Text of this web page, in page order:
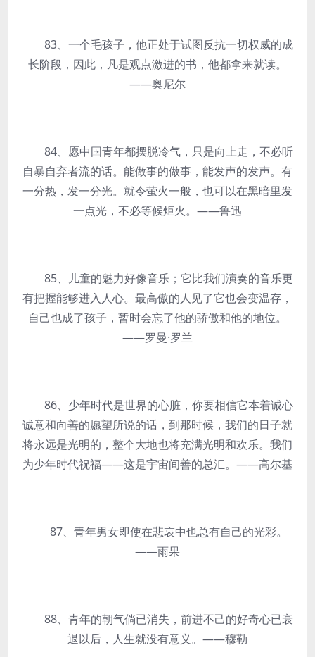
83、一个毛孩子，他正处于试图反抗一切权威的成
长阶段，因此，凡是观点激进的书，他都拿来就读。
——奥尼尔
84、愿中国青年都摆脱冷气，只是向上走，不必听
自暴自弃者流的话。能做事的做事，能发声的发声。有
一分热，发一分光。就令萤火一般，也可以在黑暗里发
一点光，不必等候炬火。——鲁迅
85、儿童的魅力好像音乐；它比我们演奏的音乐更
有把握能够进入人心。最高傲的人见了它也会变温存，
自己也成了孩子，暂时会忘了他的骄傲和他的地位。
——罗曼·罗兰
86、少年时代是世界的心脏，你要相信它本着诚心
诚意和向善的愿望所说的话，到那时候，我们的日子就
将永远是光明的，整个大地也将充满光明和欢乐。我们
为少年时代祝福——这是宇宙间善的总汇。——高尔基
87、青年男女即使在悲哀中也总有自己的光彩。
——雨果
88、青年的朝气倘已消失，前进不己的好奇心已衰
退以后，人生就没有意义。——穆勒